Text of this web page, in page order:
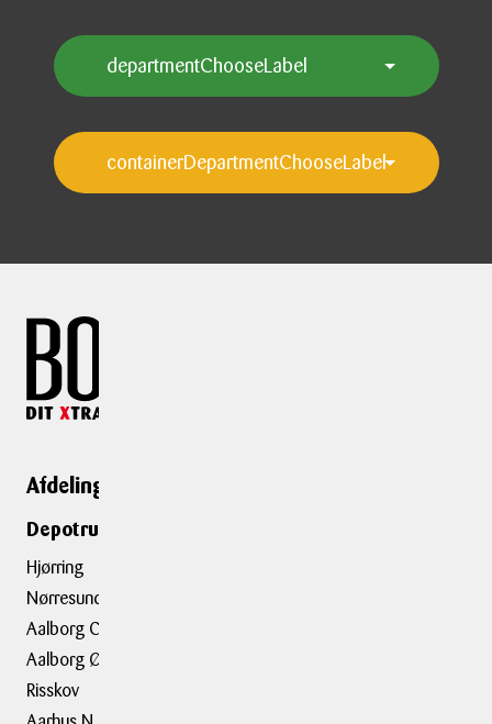
Afdelinger
Depotrumsafdelinger
Hjørring
Nørresundby
Aalborg C
Aalborg Ø
Risskov